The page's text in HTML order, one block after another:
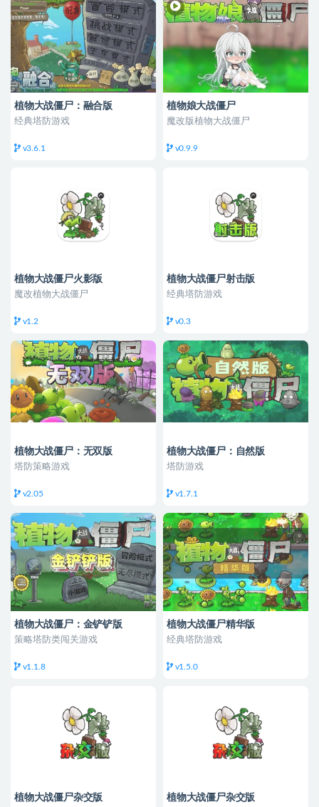
植物大战僵尸：融合版
经典塔防游戏
v3.6.1
植物娘大战僵尸
魔改版植物大战僵尸
v0.9.9
植物大战僵尸火影版
魔改植物大战僵尸
v1.2
植物大战僵尸射击版
经典塔防游戏
v0.3
植物大战僵尸：无双版
塔防策略游戏
v2.05
植物大战僵尸：自然版
塔防游戏
v1.7.1
植物大战僵尸：金铲铲版
策略塔防类闯关游戏
v1.1.8
植物大战僵尸精华版
经典塔防游戏
v1.5.0
植物大战僵尸杂交版 植物大战僵尸杂交版